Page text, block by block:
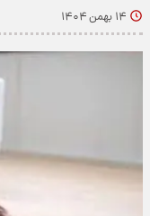
۱۴ بهمن ۱۴۰۴